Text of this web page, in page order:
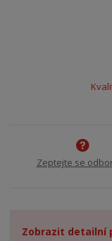
Zeptejte se
Zobrazit detailní